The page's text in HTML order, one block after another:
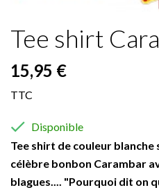
Tee shirt
15,95 €
TTC
 Disponible
Tee shirt de couleur
célèbre bonbon Carambar
blagues.... "Pourquoi dit on